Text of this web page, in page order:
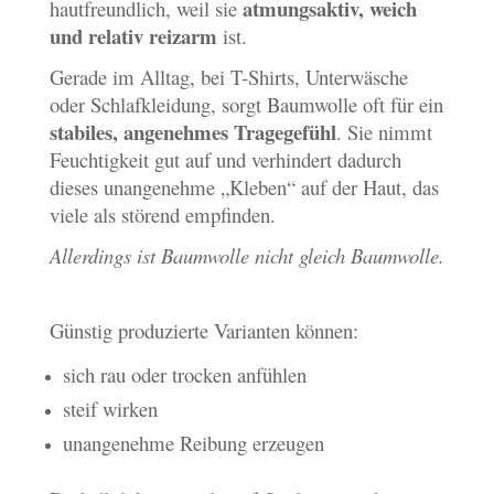
hautfreundlich, weil sie atmungsaktiv, weich
und relativ reizarm ist.
Gerade im Alltag, bei T-Shirts, Unterwäsche
oder Schlafkleidung, sorgt Baumwolle oft für ein
stabiles, angenehmes Tragegefühl. Sie nimmt
Feuchtigkeit gut auf und verhindert dadurch
dieses unangenehme „Kleben“ auf der Haut, das
viele als störend empfinden.
Allerdings ist Baumwolle nicht gleich Baumwolle.
Günstig produzierte Varianten können:
sich rau oder trocken anfühlen
steif wirken
unangenehme Reibung erzeugen